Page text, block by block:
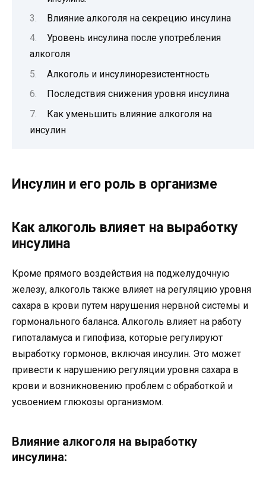
Влияние алкоголя на секрецию инсулина
Уровень инсулина после употребления
алкоголя
Алкоголь и инсулинорезистентность
Последствия снижения уровня инсулина
Как уменьшить влияние алкоголя на
инсулин
Инсулин и его роль в организме
Как алкоголь влияет на выработку
инсулина
Кроме прямого воздействия на поджелудочную
железу, алкоголь также влияет на регуляцию уровня
сахара в крови путем нарушения нервной системы и
гормонального баланса. Алкоголь влияет на работу
гипоталамуса и гипофиза, которые регулируют
выработку гормонов, включая инсулин. Это может
привести к нарушению регуляции уровня сахара в
крови и возникновению проблем с обработкой и
усвоением глюкозы организмом.
Влияние алкоголя на выработку
инсулина: